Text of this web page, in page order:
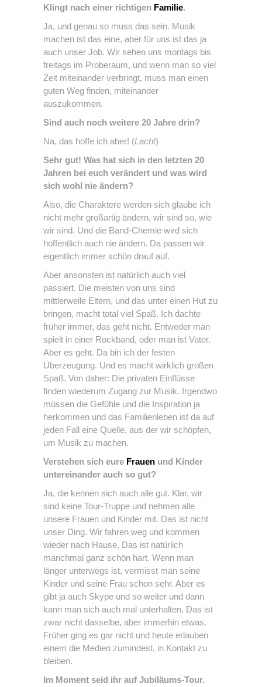
Klingt nach einer richtigen Familie.
Ja, und genau so muss das sein. Musik
machen ist das eine, aber für uns ist das ja
auch unser Job. Wir sehen uns montags bis
freitags im Proberaum, und wenn man so viel
Zeit miteinander verbringt, muss man einen
guten Weg finden, miteinander
auszukommen.
Sind auch noch weitere 20 Jahre drin?
Na, das hoffe ich aber! (Lacht)
Sehr gut! Was hat sich in den letzten 20
Jahren bei euch verändert und was wird
sich wohl nie ändern?
Also, die Charaktere werden sich glaube ich
nicht mehr großartig ändern, wir sind so, wie
wir sind. Und die Band-Chemie wird sich
hoffentlich auch nie ändern. Da passen wir
eigentlich immer schön drauf auf.
Aber ansonsten ist natürlich auch viel
passiert. Die meisten von uns sind
mittlerweile Eltern, und das unter einen Hut zu
bringen, macht total viel Spaß. Ich dachte
früher immer, das geht nicht. Entweder man
spielt in einer Rockband, oder man ist Vater.
Aber es geht. Da bin ich der festen
Überzeugung. Und es macht wirklich großen
Spaß. Von daher: Die privaten Einflüsse
finden wiederum Zugang zur Musik. Irgendwo
müssen die Gefühle und die Inspiration ja
herkommen und das Familienleben ist da auf
jeden Fall eine Quelle, aus der wir schöpfen,
um Musik zu machen.
Verstehen sich eure Frauen und Kinder
untereinander auch so gut?
Ja, die kennen sich auch alle gut. Klar, wir
sind keine Tour-Truppe und nehmen alle
unsere Frauen und Kinder mit. Das ist nicht
unser Ding. Wir fahren weg und kommen
wieder nach Hause. Das ist natürlich
manchmal ganz schön hart. Wenn man
länger unterwegs ist, vermisst man seine
Kinder und seine Frau schon sehr. Aber es
gibt ja auch Skype und so weiter und dann
kann man sich auch mal unterhalten. Das ist
zwar nicht dasselbe, aber immerhin etwas.
Früher ging es gar nicht und heute erlauben
einem die Medien zumindest, in Kontakt zu
bleiben.
Im Moment seid ihr auf Jubiläums-Tour.